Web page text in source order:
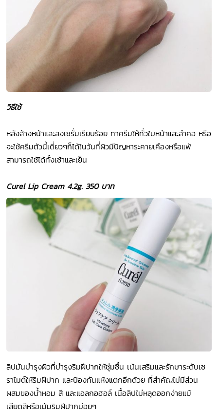
วิธีใช้
หลังล้างหน้าและลงเซรั่มเรียบร้อย ทาครีมให้ทั่วใบหน้าและลำคอ หรือ
จะใช้ครีมตัวนี้เดี่ยวๆก็ได้ในวันที่ผิวมีปัญหาระคายเคืองหรือแพ้
สามารถใช้ได้ทั้งเช้าและเย็น
Curel Lip Cream 4.2g. 350 บาท
ลิปมันบำรุงผิวที่บำรุงริมฝีปากให้ชุ่มชื้น เน้นเสริมและรักษาระดับเซ
ราไมต์ให้ริมฝีปาก และป้องกันแห้งแตกอีกด้วย ที่สำคัญไม่มีส่วน
ผสมของน้ำหอม สี และแอลกอฮอล์ เนื้อลิปไม่หลุดออกง่ายแม้
เสียดสีหรือเม้มริมฝีปากบ่อยๆ